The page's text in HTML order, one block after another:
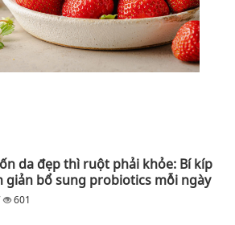
da đẹp thì ruột phải khỏe: Bí kíp
giản bổ sung probiotics mỗi ngày
601